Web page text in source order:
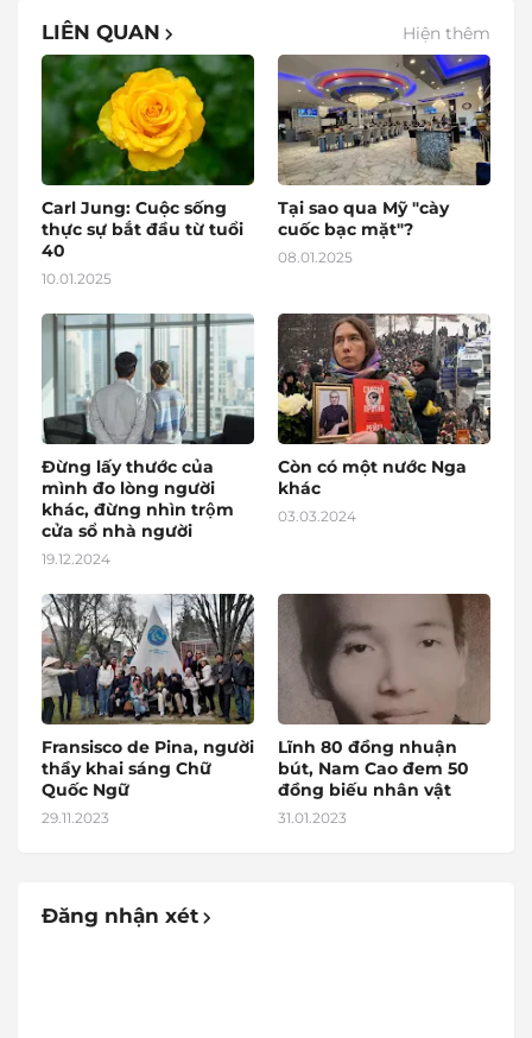
LIÊN QUAN Hiện thêm
Carl Jung: Cuộc sống
thực sự bắt đầu từ tuổi
40
10.01.2025
Tại sao qua Mỹ "cày
cuốc bạc mặt"?
08.01.2025
Đừng lấy thước của
mình đo lòng người
khác, đừng nhìn trộm
cửa sổ nhà người
19.12.2024
Còn có một nước Nga
khác
03.03.2024
Fransisco de Pina, người
thầy khai sáng Chữ
Quốc Ngữ
29.11.2023
Lĩnh 80 đồng nhuận
bút, Nam Cao đem 50
đồng biếu nhân vật
31.01.2023
Đăng nhận xét